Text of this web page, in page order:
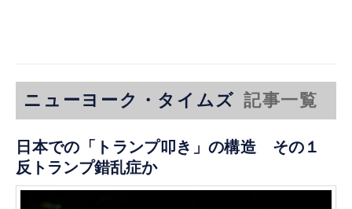
ニューヨーク・タイムズ 記事一覧
日本での「トランプ叩き」の構造 その１
反トランプ錯乱症か